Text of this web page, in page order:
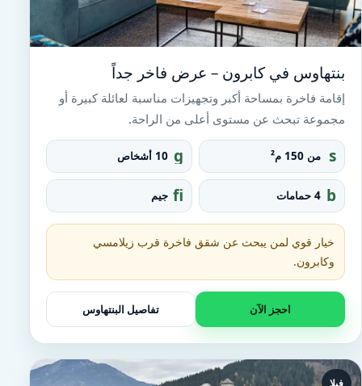
بنتهاوس في كابرون – عرض فاخر جداً
إقامة فاخرة بمساحة أكبر وتجهيزات مناسبة لعائلة كبيرة أو
مجموعة تبحث عن مستوى أعلى من الراحة.
s
q
u
a
r
e_
fo
o
t
من 150 م² g
r
o
u
p
10 أشخاص
b
at
h
t
u
b
4 حمامات fi
t
n
e
e
r
جيم
خيار قوي لمن يبحث عن شقق فاخرة قرب زيلامسي
وكابرون.
احجز الآن تفاصيل البنتهاوس